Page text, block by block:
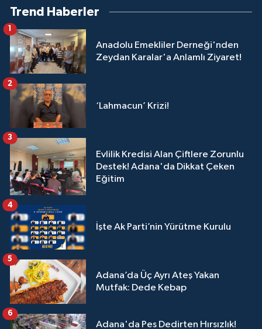
Trend Haberler
Anadolu Emekliler Derneği'nden
Zeydan Karalar'a Anlamlı Ziyaret!
1
‘Lahmacun’ Krizi!
2
Evlilik Kredisi Alan Çiftlere Zorunlu
Destek! Adana'da Dikkat Çeken
Eğitim
3
İşte Ak Parti’nin Yürütme Kurulu
4
Adana’da Üç Ayrı Ateş Yakan
Mutfak: Dede Kebap
5
Adana'da Pes Dedirten Hırsızlık!
6